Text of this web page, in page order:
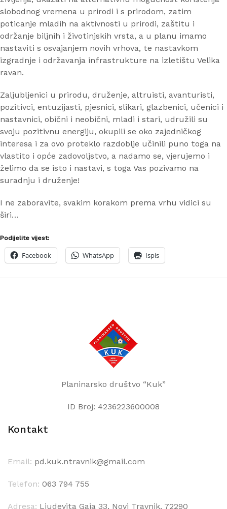
slobodnog vremena u prirodi i s prirodom, zatim
poticanje mladih na aktivnosti u prirodi, zaštitu i
održanje biljnih i životinjskih vrsta, a u planu imamo
nastaviti s osvajanjem novih vrhova, te nastavkom
izgradnje i održavanja infrastrukture na izletištu Velika
ravan.
Zaljubljenici u prirodu, druženje, altruisti, avanturisti,
pozitivci, entuzijasti, pjesnici, slikari, glazbenici, učenici i
nastavnici, obični i neobični, mladi i stari, udružili su
svoju pozitivnu energiju, okupili se oko zajedničkog
interesa i za ovo proteklo razdoblje učinili puno toga na
vlastito i opće zadovoljstvo, a nadamo se, vjerujemo i
želimo da se isto i nastavi, s toga Vas pozivamo na
suradnju i druženje!
I ne zaboravite, svakim korakom prema vrhu vidici su
širi…
Podijelite vijest:
Facebook WhatsApp Ispis
Planinarsko društvo “Kuk”
ID Broj: 4236223600008
Kontakt
Email: pd.kuk.ntravnik@gmail.com
Telefon: 063 794 755
Adresa: Ljudevita Gaja 33, Novi Travnik, 72290